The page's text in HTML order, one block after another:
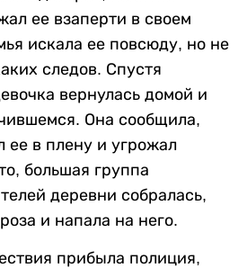
ее взаперти в своем
искала ее повсюду, но не
следов. Спустя
вернулась домой и
Она сообщила,
ее в плену и угрожал
большая группа
деревни собралась,
и напала на него.
прибыла полиция,